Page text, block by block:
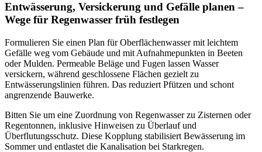
Entwässerung, Versickerung und Gefälle planen –
Wege für Regenwasser früh festlegen
Formulieren Sie einen Plan für Oberflächenwasser mit leichtem
Gefälle weg vom Gebäude und mit Aufnahmepunkten in Beeten
oder Mulden. Permeable Beläge und Fugen lassen Wasser
versickern, während geschlossene Flächen gezielt zu
Entwässerungslinien führen. Das reduziert Pfützen und schont
angrenzende Bauwerke.
Bitten Sie um eine Zuordnung von Regenwasser zu Zisternen oder
Regentonnen, inklusive Hinweisen zu Überlauf und
Überflutungsschutz. Diese Kopplung stabilisiert Bewässerung im
Sommer und entlastet die Kanalisation bei Starkregen.